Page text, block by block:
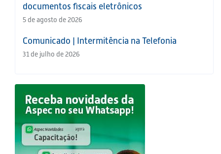
documentos fiscais eletrônicos
5 de agosto de 2026
Comunicado | Intermitência na Telefonia
31 de julho de 2026